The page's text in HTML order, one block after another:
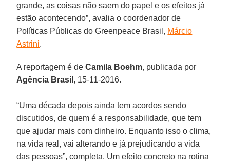
grande, as coisas não saem do papel e os efeitos já
estão acontecendo”, avalia o coordenador de
Políticas Públicas do Greenpeace Brasil, Márcio
Astrini.
A reportagem é deCamila Boehm, publicada por
Agência Brasil , 15-11-2016.
“Uma década depois ainda tem acordos sendo
discutidos, de quem é a responsabilidade, que tem
que ajudar mais com dinheiro. Enquanto isso o clima,
na vida real, vai alterando e já prejudicando a vida
das pessoas”, completa. Um efeito concreto na rotina